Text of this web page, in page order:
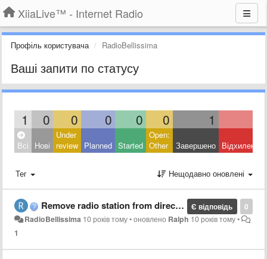
XiiaLive™ - Internet Radio
Профіль користувача RadioBellissima
Ваші запити по статусу
1 0 0 0 0 0 1
Всі Нові
Under
review Planned Started
Open:
Other
Завершено Відхилено
Тег Нещодавно оновлені
0
Є відповідь
Remove radio station from directory (Rimuovere stazione radio dalla directory)
RadioBellissima 10 років тому•оновлено Ralph 10 років тому•
1